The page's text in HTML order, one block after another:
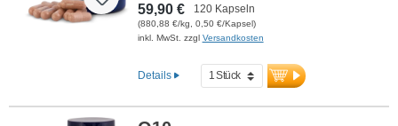
59,90 € 120 Kapseln
(880,88 €/kg, 0,50 €/Kapsel)
inkl. MwSt. zzgl Versandkosten
Details